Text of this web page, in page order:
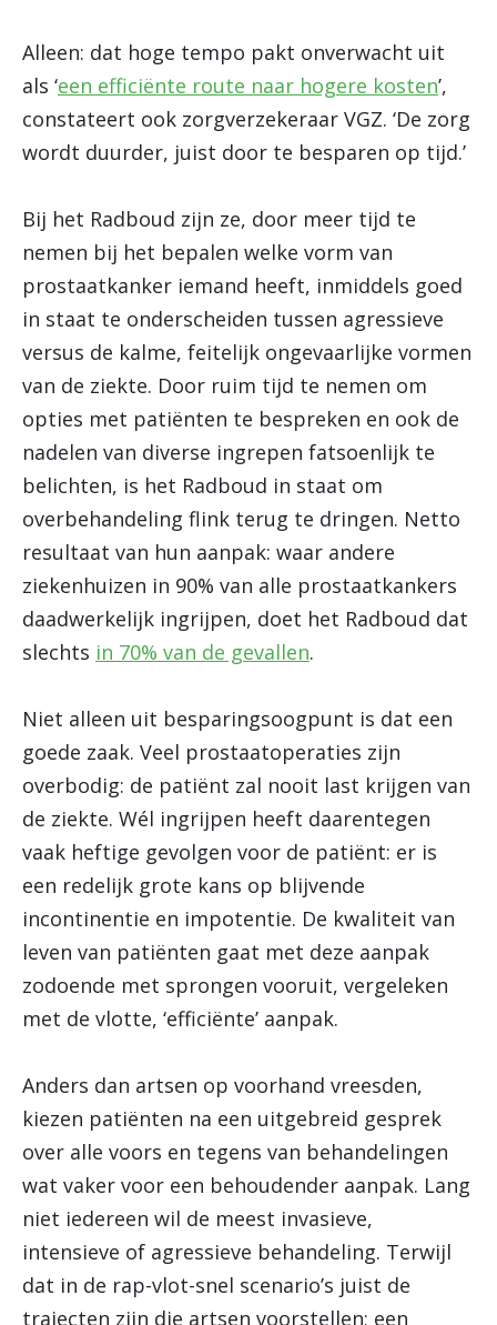
Alleen: dat hoge tempo pakt onverwacht uit
als ‘een efficiënte route naar hogere kosten’,
constateert ook zorgverzekeraar VGZ. ‘De zorg
wordt duurder, juist door te besparen op tijd.’
Bij het Radboud zijn ze, door meer tijd te
nemen bij het bepalen welke vorm van
prostaatkanker iemand heeft, inmiddels goed
in staat te onderscheiden tussen agressieve
versus de kalme, feitelijk ongevaarlijke vormen
van de ziekte. Door ruim tijd te nemen om
opties met patiënten te bespreken en ook de
nadelen van diverse ingrepen fatsoenlijk te
belichten, is het Radboud in staat om
overbehandeling flink terug te dringen. Netto
resultaat van hun aanpak: waar andere
ziekenhuizen in 90% van alle prostaatkankers
daadwerkelijk ingrijpen, doet het Radboud dat
slechts in 70% van de gevallen.
Niet alleen uit besparingsoogpunt is dat een
goede zaak. Veel prostaatoperaties zijn
overbodig: de patiënt zal nooit last krijgen van
de ziekte. Wél ingrijpen heeft daarentegen
vaak heftige gevolgen voor de patiënt: er is
een redelijk grote kans op blijvende
incontinentie en impotentie. De kwaliteit van
leven van patiënten gaat met deze aanpak
zodoende met sprongen vooruit, vergeleken
met de vlotte, ‘efficiënte’ aanpak.
Anders dan artsen op voorhand vreesden,
kiezen patiënten na een uitgebreid gesprek
over alle voors en tegens van behandelingen
wat vaker voor een behoudender aanpak. Lang
niet iedereen wil de meest invasieve,
intensieve of agressieve behandeling. Terwijl
dat in de rap-vlot-snel scenario’s juist de
trajecten zijn die artsen voorstellen; een